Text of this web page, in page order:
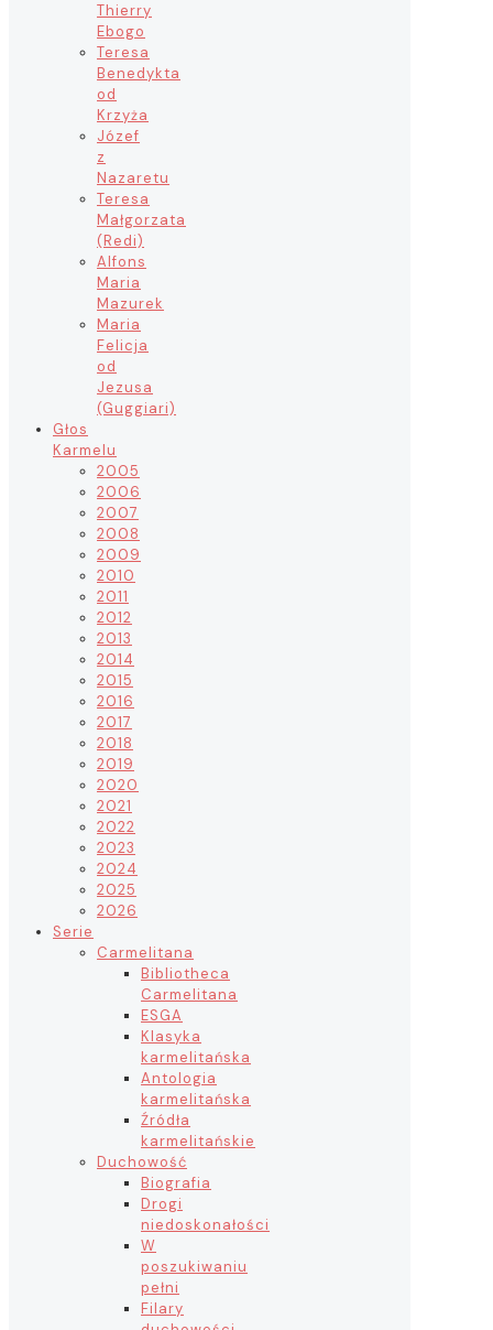
Thierry
Ebogo
Teresa
Benedykta
od
Krzyża
Józef
z
Nazaretu
Teresa
Małgorzata
(Redi)
Alfons
Maria
Mazurek
Maria
Felicja
od
Jezusa
(Guggiari)
Głos
Karmelu
2005
2006
2007
2008
2009
2010
2011
2012
2013
2014
2015
2016
2017
2018
2019
2020
2021
2022
2023
2024
2025
2026
Serie
Carmelitana
Bibliotheca
Carmelitana
ESGA
Klasyka
karmelitańska
Antologia
karmelitańska
Źródła
karmelitańskie
Duchowość
Biografia
Drogi
niedoskonałości
W
poszukiwaniu
pełni
Filary